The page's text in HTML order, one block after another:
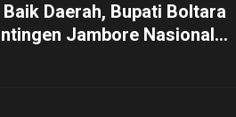
Daerah, Bupati Boltara
Jambore Nasional